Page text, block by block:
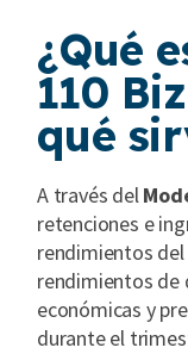
¿Qué
110
qué
A través del
retenciones e
rendimientos
rendimientos de
económicas y
durante el